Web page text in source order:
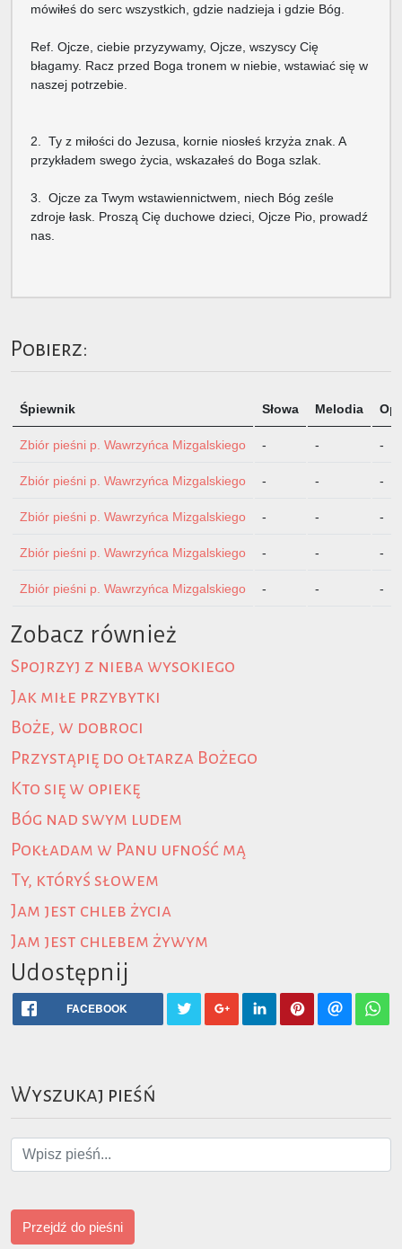
mówiłeś do serc wszystkich, gdzie nadzieja i gdzie Bóg.
Ref. Ojcze, ciebie przyzywamy, Ojcze, wszyscy Cię
błagamy. Racz przed Boga tronem w niebie, wstawiać się w
naszej potrzebie.
2. Ty z miłości do Jezusa, kornie niosłeś krzyża znak. A
przykładem swego życia, wskazałeś do Boga szlak.
3. Ojcze za Twym wstawiennictwem, niech Bóg ześle
zdroje łask. Proszą Cię duchowe dzieci, Ojcze Pio, prowadź
nas.
Pobierz:
Śpiewnik Słowa Melodia
Zbiór pieśni p. Wawrzyńca Mizgalskiego - - -
Zbiór pieśni p. Wawrzyńca Mizgalskiego - - -
Zbiór pieśni p. Wawrzyńca Mizgalskiego - - -
Zbiór pieśni p. Wawrzyńca Mizgalskiego - - -
Zbiór pieśni p. Wawrzyńca Mizgalskiego - - -
Zobacz również
Spojrzyj z nieba wysokiego
Jak miłe przybytki
Boże, w dobroci
Przystąpię do ołtarza Bożego
Kto się w opiekę
Bóg nad swym ludem
Pokładam w Panu ufność mą
Ty, któryś słowem
Jam jest chleb życia
Jam jest chlebem żywym
Udostępnij
FACEBOOK
Wyszukaj pieśń
Przejdź do pieśni